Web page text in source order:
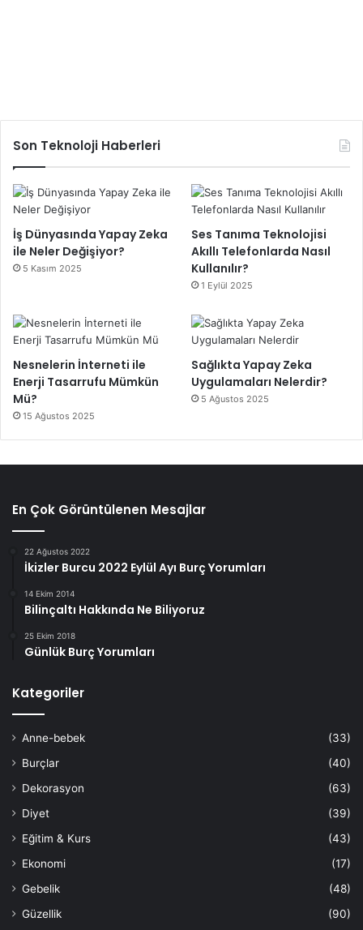
Son Teknoloji Haberleri
İş Dünyasında Yapay Zeka
ile Neler Değişiyor?
5 Kasım 2025
Ses Tanıma Teknolojisi
Akıllı Telefonlarda Nasıl
Kullanılır?
1 Eylül 2025
Nesnelerin İnterneti ile
Enerji Tasarrufu Mümkün
Mü?
15 Ağustos 2025
Sağlıkta Yapay Zeka
Uygulamaları Nelerdir?
5 Ağustos 2025
En Çok Görüntülenen Mesajlar
22 Ağustos 2022
İkizler Burcu 2022 Eylül Ayı Burç Yorumları
14 Ekim 2014
Bilinçaltı Hakkında Ne Biliyoruz
25 Ekim 2018
Günlük Burç Yorumları
Kategoriler
Anne-bebek
(33)
Burçlar
(40)
Dekorasyon
(63)
Diyet
(39)
Eğitim & Kurs
(43)
Ekonomi
(17)
Gebelik
(48)
Güzellik
(90)